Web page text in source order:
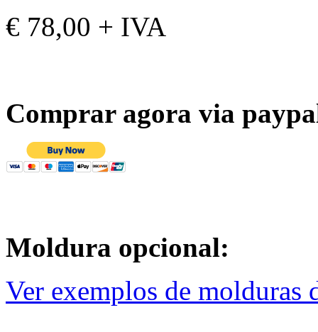
€ 78,00 + IVA
Comprar agora via
Moldura opcional:
Ver exemplos de molduras